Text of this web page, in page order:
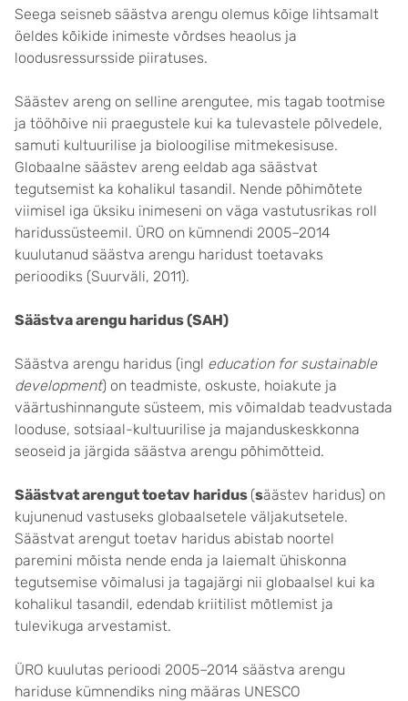
Seega seisneb säästva arengu olemus kõige lihtsamalt
öeldes kõikide inimeste võrdses heaolus ja
loodusressursside piiratuses.
Säästev areng on selline arengutee, mis tagab tootmise
ja tööhõive nii praegustele kui ka tulevastele põlvedele,
samuti kultuurilise ja bioloogilise mitmekesisuse.
Globaalne säästev areng eeldab aga säästvat
tegutsemist ka kohalikul tasandil. Nende põhimõtete
viimisel iga üksiku inimeseni on väga vastutusrikas roll
haridussüsteemil. ÜRO on kümnendi 2005–2014
kuulutanud säästva arengu haridust toetavaks
perioodiks (Suurväli, 2011).
Säästva arengu haridus (SAH)
Säästva arengu haridus (ingl education for sustainable
development) on teadmiste, oskuste, hoiakute ja
väärtushinnangute süsteem, mis võimaldab teadvustada
looduse, sotsiaal-kultuurilise ja majanduskeskkonna
seoseid ja järgida säästva arengu põhimõtteid.
Säästvat arengut toetav haridus (säästev haridus) on
kujunenud vastuseks globaalsetele väljakutsetele.
Säästvat arengut toetav haridus abistab noortel
paremini mõista nende enda ja laiemalt ühiskonna
tegutsemise võimalusi ja tagajärgi nii globaalsel kui ka
kohalikul tasandil, edendab kriitilist mõtlemist ja
tulevikuga arvestamist.
ÜRO kuulutas perioodi 2005–2014 säästva arengu
hariduse kümnendiks ning määras UNESCO